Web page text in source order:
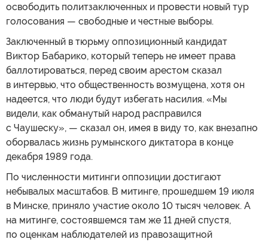
освободить политзаключенных и провести новый тур
голосования — свободные и честные выборы.
Заключенный в тюрьму оппозиционный кандидат
Виктор Бабарико, который теперь не имеет права
баллотироваться, перед своим арестом сказал
в интервью, что общественность возмущена, хотя он
надеется, что люди будут избегать насилия. «Мы
видели, как обманутый народ расправился
с Чаушеску», — сказал он, имея в виду то, как внезапно
оборвалась жизнь румынского диктатора в конце
декабря 1989 года.
По численности митинги оппозиции достигают
небывалых масштабов. В митинге, прошедшем 19 июля
в Минске, приняло участие около 10 тысяч человек. А
на митинге, состоявшемся там же 11 дней спустя,
по оценкам наблюдателей из правозащитной